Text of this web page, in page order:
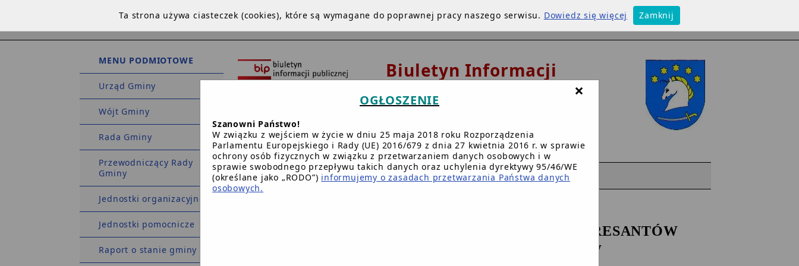
MENU PODMIOTOWE
Urząd Gminy
Wójt Gminy
Rada Gminy
Przewodniczący Rady
Gminy
Jednostki organizacyjne
Jednostki pomocnicze
Raport o stanie gminy
Biuletyn Informacji
Publicznej
Urząd Gminy w
Dziemianach
STRONA GŁÓWNA INSTRUKCJA REDAKCJA BIP.GOV.PL WWW
WÓJT GMINY DZIEMIANY PRZYJMUJE INTERESANTÓW
W SPRAWACH SKARG I WNIOSKÓW
Ta strona używa ciasteczek (cookies), które są wymagane do poprawnej pracy naszego serwisu. Dowiedz się więcej Zamknij
×
OGŁOSZENIE
Szanowni Państwo!
W związku z wejściem w życie w dniu 25 maja 2018 roku Rozporządzenia
Parlamentu Europejskiego i Rady (UE) 2016/679 z dnia 27 kwietnia 2016 r. w sprawie
ochrony osób fizycznych w związku z przetwarzaniem danych osobowych i w
sprawie swobodnego przepływu takich danych oraz uchylenia dyrektywy 95/46/WE
(określane jako „RODO”) informujemy o zasadach przetwarzania Państwa danych
osobowych.